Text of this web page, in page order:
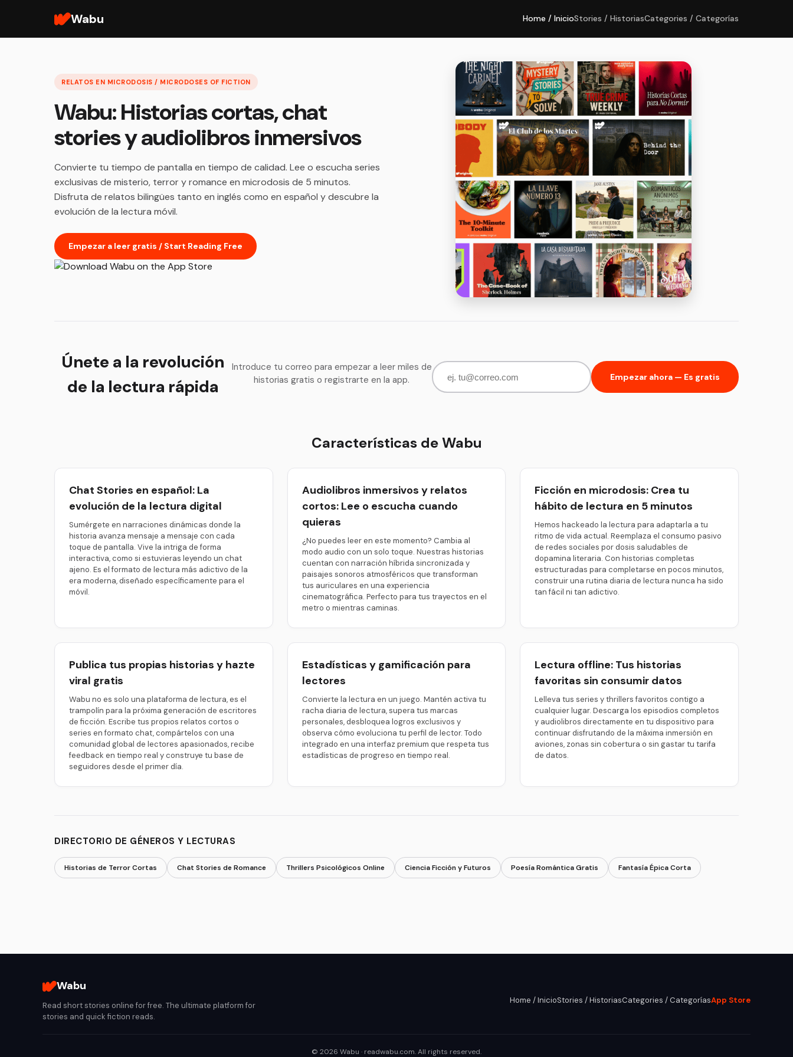
Wabu Home / InicioStories / HistoriasCategories / Categorías
RELATOS EN MICRODOSIS / MICRODOSES OF FICTION
Wabu: Historias cortas, chat
stories y audiolibros inmersivos
Convierte tu tiempo de pantalla en tiempo de calidad. Lee o escucha series
exclusivas de misterio, terror y romance en microdosis de 5 minutos.
Disfruta de relatos bilingües tanto en inglés como en español y descubre la
evolución de la lectura móvil.
Empezar a leer gratis / Start Reading Free
Únete a la revolución
de la lectura rápida
Introduce tu correo para empezar a leer miles de
historias gratis o registrarte en la app.
Empezar ahora — Es gratis
Características de Wabu
Chat Stories en español: La
evolución de la lectura digital
Sumérgete en narraciones dinámicas donde la
historia avanza mensaje a mensaje con cada
toque de pantalla. Vive la intriga de forma
interactiva, como si estuvieras leyendo un chat
ajeno. Es el formato de lectura más adictivo de la
era moderna, diseñado específicamente para el
móvil.
Audiolibros inmersivos y relatos
cortos: Lee o escucha cuando
quieras
¿No puedes leer en este momento? Cambia al
modo audio con un solo toque. Nuestras historias
cuentan con narración híbrida sincronizada y
paisajes sonoros atmosféricos que transforman
tus auriculares en una experiencia
cinematográfica. Perfecto para tus trayectos en el
metro o mientras caminas.
Ficción en microdosis: Crea tu
hábito de lectura en 5 minutos
Hemos hackeado la lectura para adaptarla a tu
ritmo de vida actual. Reemplaza el consumo pasivo
de redes sociales por dosis saludables de
dopamina literaria. Con historias completas
estructuradas para completarse en pocos minutos,
construir una rutina diaria de lectura nunca ha sido
tan fácil ni tan adictivo.
Publica tus propias historias y hazte
viral gratis
Wabu no es solo una plataforma de lectura, es el
trampolín para la próxima generación de escritores
de ficción. Escribe tus propios relatos cortos o
series en formato chat, compártelos con una
comunidad global de lectores apasionados, recibe
feedback en tiempo real y construye tu base de
seguidores desde el primer día.
Estadísticas y gamificación para
lectores
Convierte la lectura en un juego. Mantén activa tu
racha diaria de lectura, supera tus marcas
personales, desbloquea logros exclusivos y
observa cómo evoluciona tu perfil de lector. Todo
integrado en una interfaz premium que respeta tus
estadísticas de progreso en tiempo real.
Lectura offline: Tus historias
favoritas sin consumir datos
Lelleva tus series y thrillers favoritos contigo a
cualquier lugar. Descarga los episodios completos
y audiolibros directamente en tu dispositivo para
continuar disfrutando de la máxima inmersión en
aviones, zonas sin cobertura o sin gastar tu tarifa
de datos.
DIRECTORIO DE GÉNEROS Y LECTURAS
Historias de Terror Cortas Chat Stories de Romance Thrillers Psicológicos Online Ciencia Ficción y Futuros Poesía Romántica Gratis Fantasía Épica Corta
Wabu
Read short stories online for free. The ultimate platform for
stories and quick fiction reads.
Home / InicioStories / HistoriasCategories / CategoríasApp Store
© 2026 Wabu · readwabu.com. All rights reserved.